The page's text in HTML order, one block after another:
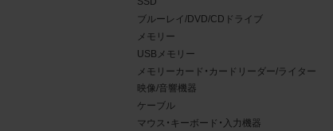
ブルーレイ/DVD/CDドライブ
メモリー
USBメモリー
メモリーカード・カードリーダー/ライター
映像/音響機器
ケーブル
マウス・キーボード・入力機器